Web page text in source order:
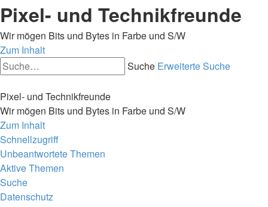
Pixel- und Technikfreunde
Wir mögen Bits und Bytes in Farbe und S/W
Zum Inhalt
Suche Erweiterte Suche
Pixel- und Technikfreunde
Wir mögen Bits und Bytes in Farbe und S/W
Zum Inhalt
Schnellzugriff
Unbeantwortete Themen
Aktive Themen
Suche
Datenschutz